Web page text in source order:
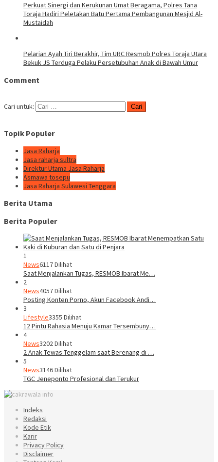
Perkuat Sinergi dan Kerukunan Umat Beragama, Polres Tana
Toraja Hadiri Peletakan Batu Pertama Pembangunan Mesjid Al-
Mustaidah
Pelarian Ayah Tiri Berakhir, Tim URC Resmob Polres Toraja Utara
Bekuk JS Terduga Pelaku Persetubuhan Anak di Bawah Umur
Comment
Cari untuk:
Topik Populer
Jasa Raharja
Jasa raharja sultra
Direktur Utama Jasa Raharja
Asmawa tosepu
Jasa Raharja Sulawesi Tenggara
Berita Utama
Berita Populer
1
News6117 Dilihat
Saat Menjalankan Tugas, RESMOB Ibarat Me…
2
News4057 Dilihat
Posting Konten Porno, Akun Facebook Andi…
3
Lifestyle3355 Dilihat
12 Pintu Rahasia Menuju Kamar Tersembuny…
4
News3202 Dilihat
2 Anak Tewas Tenggelam saat Berenang di …
5
News3146 Dilihat
TGC Jeneponto Profesional dan Terukur
Indeks
Redaksi
Kode Etik
Karir
Privacy Policy
Disclaimer